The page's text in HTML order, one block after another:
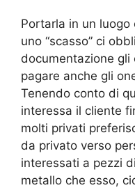
Portarla in un
uno “scasso” ci
documentazione
pagare anche gli
Tenendo conto di
interessa il cliente
molti privati
da privato verso
interessati a pezzi
metallo che esso,